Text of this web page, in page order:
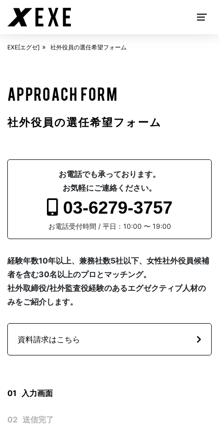
EXECUTIVE SEARCH
EXE[エグゼ]とは
SOLUTION
FAQ よくある質問
EXE[エグゼ] 社外役員の選任希望フォーム
APPROACH FORM
社外役員の選任希望フォーム
お電話でも承っております。
お気軽にご連絡ください。
03-6279-3757
お電話受付時間 / 平日：10:00 〜 19:00
経験年数10年以上、兼務社数5社以下、女性社外役員候補
者を含む30名以上のプロとマッチング。
社外取締役/社外監査役経験のあるエグゼクティブ人材の
みをご紹介します。
資料請求はこちら
01 入力画面
02 送信完了